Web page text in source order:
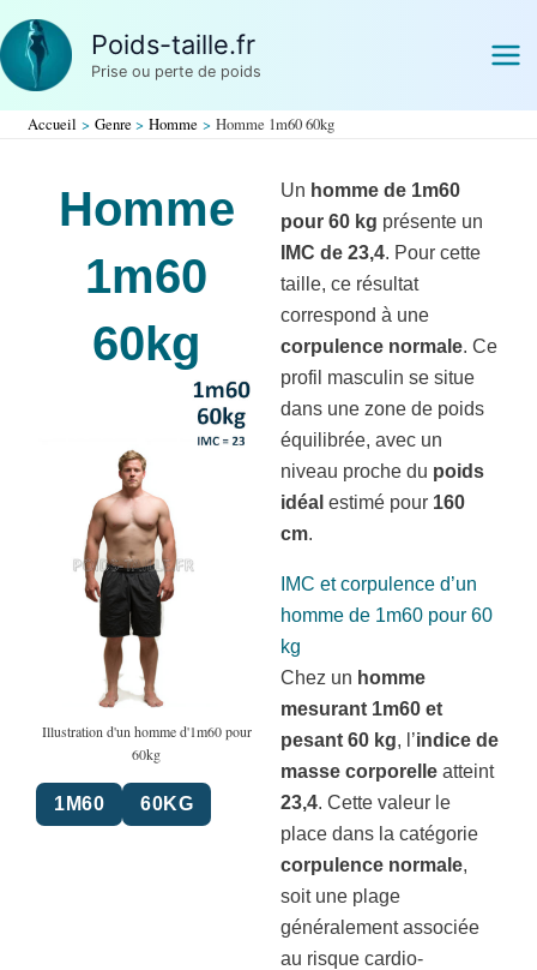
Aller
au
contenu
Poids-taille.fr
Prise ou perte de poids
Accueil Genre Homme Homme 1m60 60kg
Homme
1m60
60kg
Illustration d'un homme d'1m60 pour
60kg
1M60 60KG
Un homme de 1m60
pour 60 kg présente un
IMC de 23,4. Pour cette
taille, ce résultat
correspond à une
corpulence normale. Ce
profil masculin se situe
dans une zone de poids
équilibrée, avec un
niveau proche du poids
idéal estimé pour 160
cm.
IMC et corpulence d’un
homme de 1m60 pour 60
kg
Chez un homme
mesurant 1m60 et
pesant 60 kg, l’indice de
masse corporelle atteint
23,4. Cette valeur le
place dans la catégorie
corpulence normale,
soit une plage
généralement associée
au risque cardio-